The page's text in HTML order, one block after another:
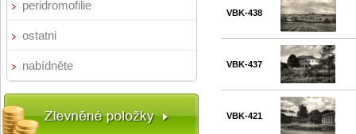
peridromofilie
ostatni
nabídněte
VBK-438
VBK-437
VBK-421